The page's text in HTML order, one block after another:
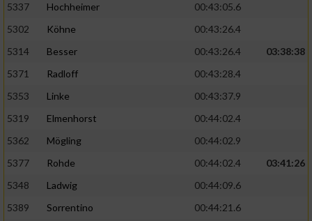
5337
Hochheimer
00:43:05.6
5302
Köhne
00:43:26.4
5314
Besser 00:43:26.4
03:38:38
5371
Radloff
00:43:28.4
5353
Linke
00:43:37.9
5319
Elmenhorst
00:44:02.4
5362
Mögling
00:44:02.9
5377
Rohde 00:44:02.4
03:41:26
5348
Ladwig
00:44:09.6
5389
Sorrentino
00:44:21.6